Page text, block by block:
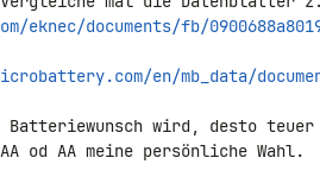
eknec/documents/fb/
en/mb_data/
Batteriewunsch wird, desto
od AA meine persönliche Wahl.